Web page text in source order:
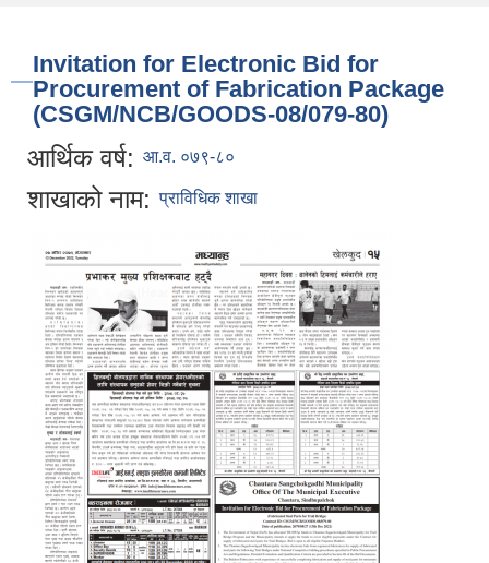
Invitation for Electronic Bid for
Procurement of Fabrication Package
(CSGM/NCB/GOODS-08/079-80)
आर्थिक वर्ष: आ.व. ०७९-८०
शाखाको नाम: प्राविधिक शाखा